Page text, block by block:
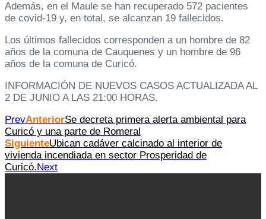
Además, en el Maule se han recuperado 572 pacientes
de covid-19 y, en total, se alcanzan 19 fallecidos.
Los últimos fallecidos corresponden a un hombre de 82
años de la comuna de Cauquenes y un hombre de 96
años de la comuna de Curicó.
INFORMACIÓN DE NUEVOS CASOS ACTUALIZADA AL
2 DE JUNIO A LAS 21:00 HORAS.
PrevAnteriorSe decreta primera alerta ambiental para
Curicó y una parte de Romeral
SiguienteUbican cadáver calcinado al interior de
vivienda incendiada en sector Prosperidad de
Curicó.Next